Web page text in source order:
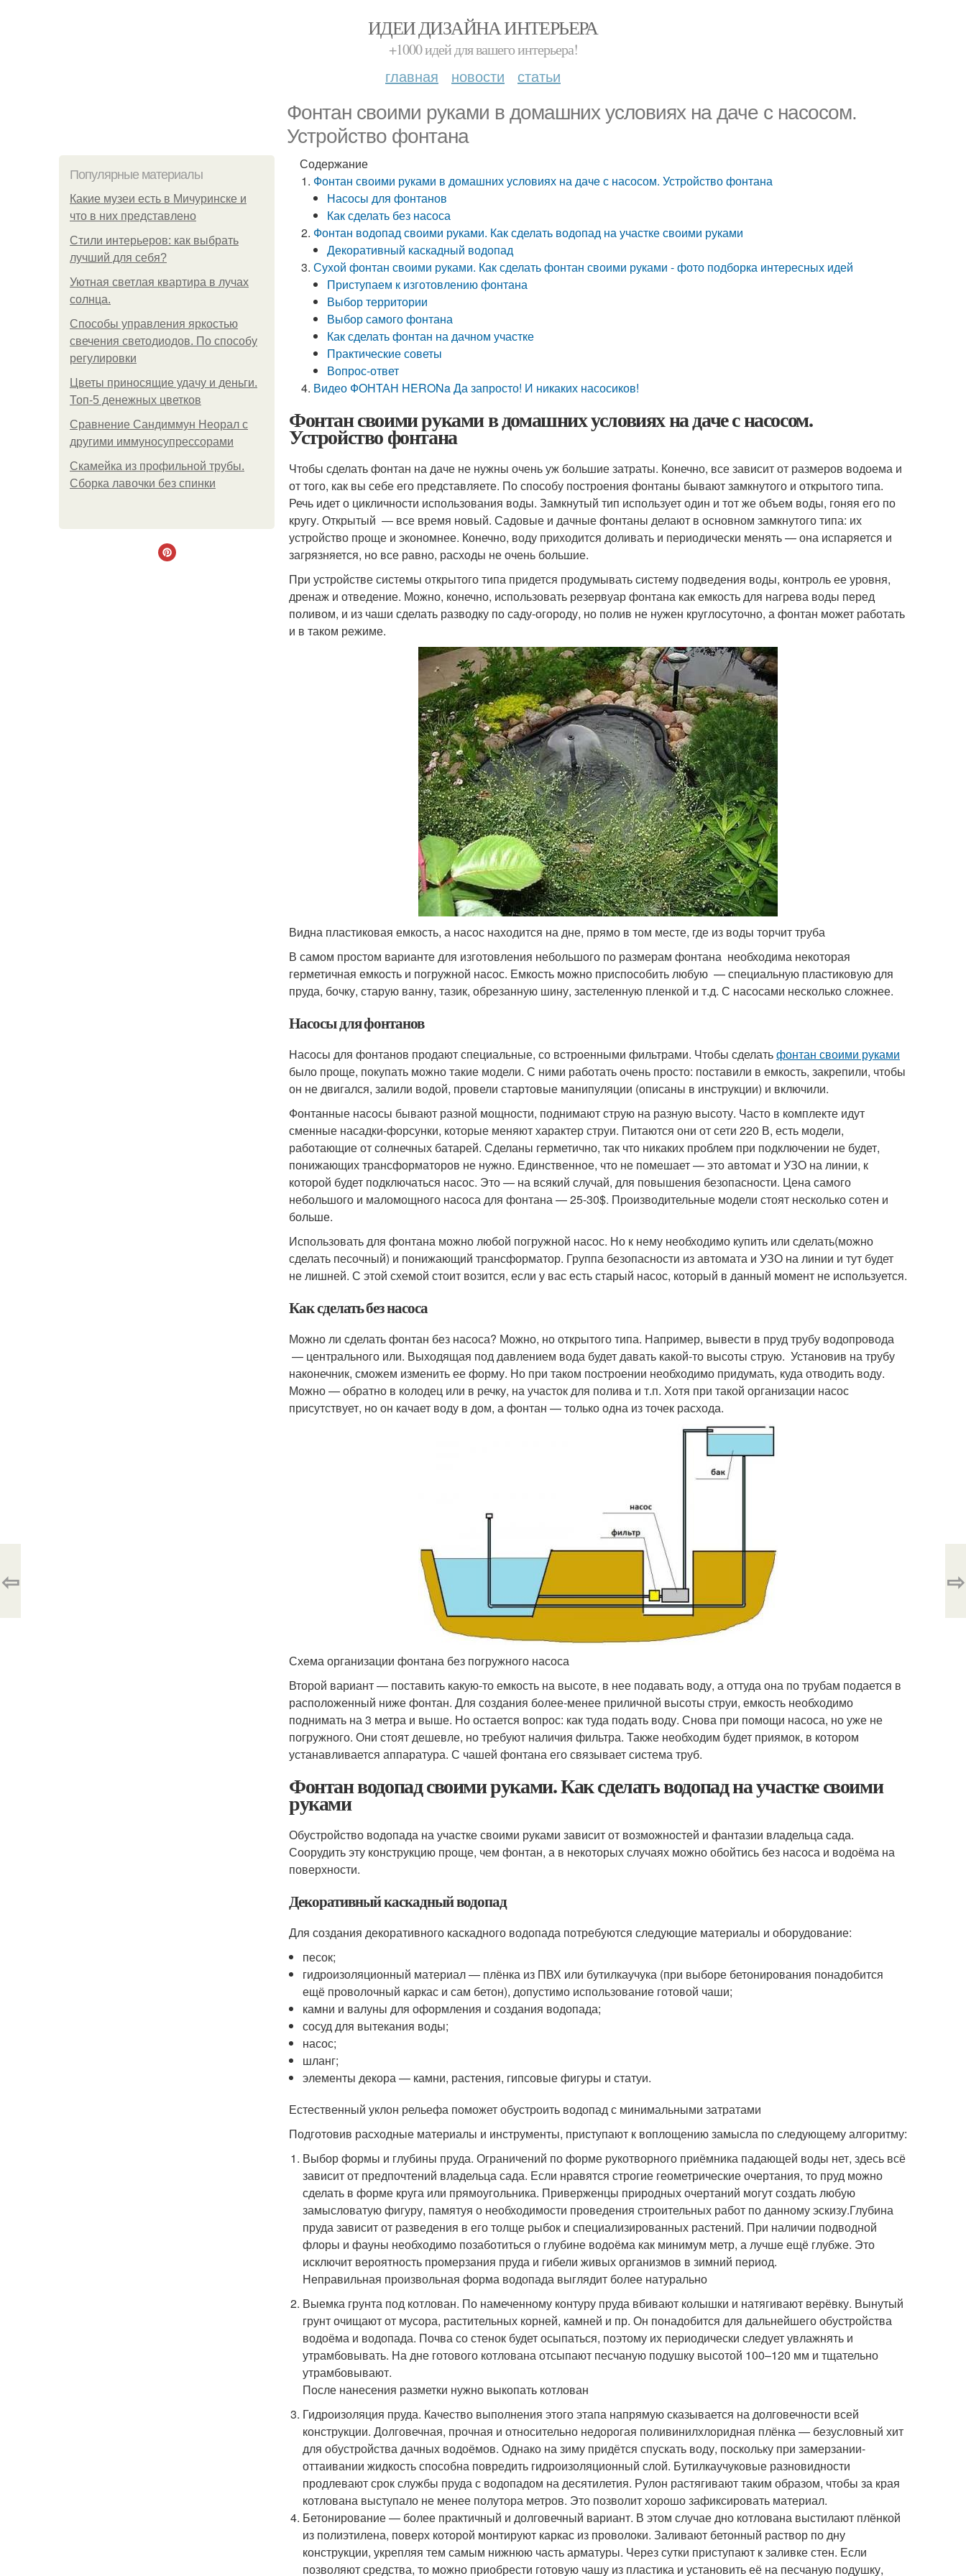
ИДЕИ ДИЗАЙНА ИНТЕРЬЕРА
+1000 идей для вашего интерьера!
главная новости статьи
Фонтан своими руками в домашних условиях на даче с насосом.
Устройство фонтана
Популярные материалы
Какие музеи есть в Мичуринске и
что в них представлено
Стили интерьеров: как выбрать
лучший для себя?
Уютная светлая квартира в лучах
солнца.
Способы управления яркостью
свечения светодиодов. По способу
регулировки
Цветы приносящие удачу и деньги.
Топ-5 денежных цветков
Сравнение Сандиммун Неорал с
другими иммуносупрессорами
Скамейка из профильной трубы.
Сборка лавочки без спинки
Содержание
Фонтан своими руками в домашних условиях на даче с насосом. Устройство фонтана
Насосы для фонтанов
Как сделать без насоса
Фонтан водопад своими руками. Как сделать водопад на участке своими руками
Декоративный каскадный водопад
Сухой фонтан своими руками. Как сделать фонтан своими руками - фото подборка интересных идей
Приступаем к изготовлению фонтана
Выбор территории
Выбор самого фонтана
Как сделать фонтан на дачном участке
Практические советы
Вопрос-ответ
Видео ФОНТАН HERONa Да запросто! И никаких насосиков!
Фонтан своими руками в домашних условиях на даче с насосом.
Устройство фонтана
Чтобы сделать фонтан на даче не нужны очень уж большие затраты. Конечно, все зависит от размеров водоема и
от того, как вы себе его представляете. По способу построения фонтаны бывают замкнутого и открытого типа.
Речь идет о цикличности использования воды. Замкнутый тип использует один и тот же объем воды, гоняя его по
кругу. Открытый — все время новый. Садовые и дачные фонтаны делают в основном замкнутого типа: их
устройство проще и экономнее. Конечно, воду приходится доливать и периодически менять — она испаряется и
загрязняется, но все равно, расходы не очень большие.
При устройстве системы открытого типа придется продумывать систему подведения воды, контроль ее уровня,
дренаж и отведение. Можно, конечно, использовать резервуар фонтана как емкость для нагрева воды перед
поливом, и из чаши сделать разводку по саду-огороду, но полив не нужен круглосуточно, а фонтан может работать
и в таком режиме.
Видна пластиковая емкость, а насос находится на дне, прямо в том месте, где из воды торчит труба
В самом простом варианте для изготовления небольшого по размерам фонтана необходима некоторая
герметичная емкость и погружной насос. Емкость можно приспособить любую — специальную пластиковую для
пруда, бочку, старую ванну, тазик, обрезанную шину, застеленную пленкой и т.д. С насосами несколько сложнее.
Насосы для фонтанов
Насосы для фонтанов продают специальные, со встроенными фильтрами. Чтобы сделатьфонтан своими руками
было проще, покупать можно такие модели. С ними работать очень просто: поставили в емкость, закрепили, чтобы
он не двигался, залили водой, провели стартовые манипуляции (описаны в инструкции) и включили.
Фонтанные насосы бывают разной мощности, поднимают струю на разную высоту. Часто в комплекте идут
сменные насадки-форсунки, которые меняют характер струи. Питаются они от сети 220 В, есть модели,
работающие от солнечных батарей. Сделаны герметично, так что никаких проблем при подключении не будет,
понижающих трансформаторов не нужно. Единственное, что не помешает — это автомат и УЗО на линии, к
которой будет подключаться насос. Это — на всякий случай, для повышения безопасности. Цена самого
небольшого и маломощного насоса для фонтана — 25-30$. Производительные модели стоят несколько сотен и
больше.
Использовать для фонтана можно любой погружной насос. Но к нему необходимо купить или сделать(можно
сделать песочный) и понижающий трансформатор. Группа безопасности из автомата и УЗО на линии и тут будет
не лишней. С этой схемой стоит возится, если у вас есть старый насос, который в данный момент не используется.
Как сделать без насоса
Можно ли сделать фонтан без насоса? Можно, но открытого типа. Например, вывести в пруд трубу водопровода
— центрального или. Выходящая под давлением вода будет давать какой-то высоты струю. Установив на трубу
наконечник, сможем изменить ее форму. Но при таком построении необходимо придумать, куда отводить воду.
Можно — обратно в колодец или в речку, на участок для полива и т.п. Хотя при такой организации насос
присутствует, но он качает воду в дом, а фонтан — только одна из точек расхода.
Схема организации фонтана без погружного насоса
Второй вариант — поставить какую-то емкость на высоте, в нее подавать воду, а оттуда она по трубам подается в
расположенный ниже фонтан. Для создания более-менее приличной высоты струи, емкость необходимо
поднимать на 3 метра и выше. Но остается вопрос: как туда подать воду. Снова при помощи насоса, но уже не
погружного. Они стоят дешевле, но требуют наличия фильтра. Также необходим будет приямок, в котором
устанавливается аппаратура. С чашей фонтана его связывает система труб.
Фонтан водопад своими руками. Как сделать водопад на участке своими
руками
Обустройство водопада на участке своими руками зависит от возможностей и фантазии владельца сада.
Соорудить эту конструкцию проще, чем фонтан, а в некоторых случаях можно обойтись без насоса и водоёма на
поверхности.
Декоративный каскадный водопад
Для создания декоративного каскадного водопада потребуются следующие материалы и оборудование:
песок;
гидроизоляционный материал — плёнка из ПВХ или бутилкаучука (при выборе бетонирования понадобится
ещё проволочный каркас и сам бетон), допустимо использование готовой чаши;
камни и валуны для оформления и создания водопада;
сосуд для вытекания воды;
насос;
шланг;
элементы декора — камни, растения, гипсовые фигуры и статуи.
Естественный уклон рельефа поможет обустроить водопад с минимальными затратами
Подготовив расходные материалы и инструменты, приступают к воплощению замысла по следующему алгоритму:
Выбор формы и глубины пруда. Ограничений по форме рукотворного приёмника падающей воды нет, здесь всё
зависит от предпочтений владельца сада. Если нравятся строгие геометрические очертания, то пруд можно
сделать в форме круга или прямоугольника. Приверженцы природных очертаний могут создать любую
замысловатую фигуру, памятуя о необходимости проведения строительных работ по данному эскизу.Глубина
пруда зависит от разведения в его толще рыбок и специализированных растений. При наличии подводной
флоры и фауны необходимо позаботиться о глубине водоёма как минимум метр, а лучше ещё глубже. Это
исключит вероятность промерзания пруда и гибели живых организмов в зимний период.
Неправильная произвольная форма водопада выглядит более натурально
Выемка грунта под котлован. По намеченному контуру пруда вбивают колышки и натягивают верёвку. Вынутый
грунт очищают от мусора, растительных корней, камней и пр. Он понадобится для дальнейшего обустройства
водоёма и водопада. Почва со стенок будет осыпаться, поэтому их периодически следует увлажнять и
утрамбовывать. На дне готового котлована отсыпают песчаную подушку высотой 100–120 мм и тщательно
утрамбовывают.
После нанесения разметки нужно выкопать котлован
Гидроизоляция пруда. Качество выполнения этого этапа напрямую сказывается на долговечности всей
конструкции. Долговечная, прочная и относительно недорогая поливинилхлоридная плёнка — безусловный хит
для обустройства дачных водоёмов. Однако на зиму придётся спускать воду, поскольку при замерзании-
оттаивании жидкость способна повредить гидроизоляционный слой. Бутилкаучуковые разновидности
продлевают срок службы пруда с водопадом на десятилетия. Рулон растягивают таким образом, чтобы за края
котлована выступало не менее полутора метров. Это позволит хорошо зафиксировать материал.
Бетонирование — более практичный и долговечный вариант. В этом случае дно котлована выстилают плёнкой
из полиэтилена, поверх которой монтируют каркас из проволоки. Заливают бетонный раствор по дну
конструкции, укрепляя тем самым нижнюю часть арматуры. Через сутки приступают к заливке стен. Если
позволяют средства, то можно приобрести готовую чашу из пластика и установить её на песчаную подушку,
⇦ ⇨